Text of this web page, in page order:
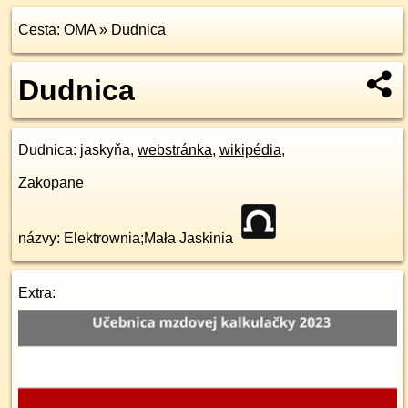
Cesta: OMA» Dudnica
Dudnica
Dudnica: jaskyňa, webstránka, wikipédia,
Zakopane
názvy: Elektrownia;Mała Jaskinia
Extra: